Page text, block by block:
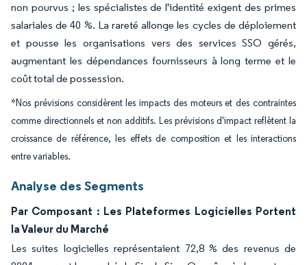
non pourvus ; les spécialistes de l'identité exigent des primes
salariales de 40 %. La rareté allonge les cycles de déploiement
et pousse les organisations vers des services SSO gérés,
augmentant les dépendances fournisseurs à long terme et le
coût total de possession.
*Nos prévisions considèrent les impacts des moteurs et des contraintes
comme directionnels et non additifs. Les prévisions d'impact reflètent la
croissance de référence, les effets de composition et les interactions
entre variables.
Analyse des Segments
Par Composant : Les Plateformes Logicielles Portent
la Valeur du Marché
Les suites logicielles représentaient 72,8 % des revenus de